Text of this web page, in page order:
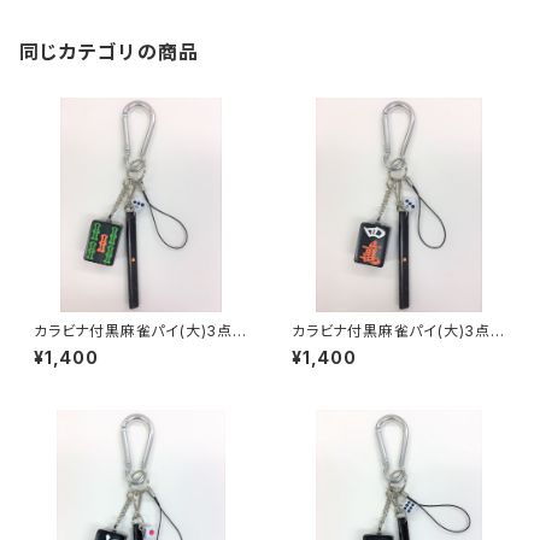
同じカテゴリの商品
カラビナ付黒麻雀パイ(大)3点セ
ット キーホルダー【ウーソー】
¥1,400
カラビナ付黒麻雀パイ(大)3点セ
ット キーホルダー【スーマン】
¥1,400